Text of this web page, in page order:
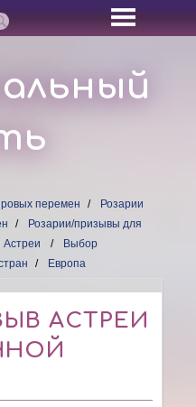
перемен
Розарии
Розарии/призывы для
Выбор
Европа
АСТРЕИ